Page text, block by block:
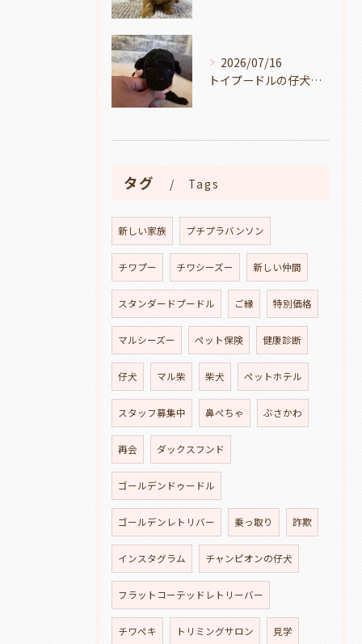
2026/07/16
トイプードルの仔犬のお目目があいたよ👀🐶岐阜県養老町のブリーダーワンダフルパピーです。
タグ Tags
新しい家族 プチプラバンソン
チワプー チワシーズー 新しい仲間
スタンダードプードル ご縁 特別価格
マルシーズー ペット保険 健康診断
仔犬 マル柴 柴犬 ペットホテル
スタッフ募集中 鼻ぺちゃ ぶさかわ
再会 ダックスフンド
ゴールデンドゥードル
ゴールデンレトリバー 乗っ取り 詐欺
インスタグラム チャンピオンの仔犬
フラットコーテッドレトリーバー
チワペキ トリミングサロン 見学